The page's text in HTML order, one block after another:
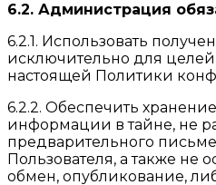
6.2. Администрация
6.2.1. Использовать
исключительно для
настоящей Политики
6.2.2. Обеспечить
информации в тайне, не
предварительного
Пользователя, а также не
обмен, опубликование,